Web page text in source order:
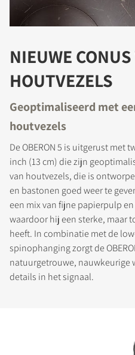
NIEUWE
HOUTVEZELS
Geoptimaliseerd met
houtvezels
De OBERON 5 is uitgerust met
inch (13 cm) die zijn
van houtvezels, die is
en bastonen goed weer te
een mix van fijne papierpulp
waardoor hij een sterke, maar
heeft. In combinatie met de
spinophanging zorgt de
natuurgetrouwe, nauwkeurige
details in het signaal.